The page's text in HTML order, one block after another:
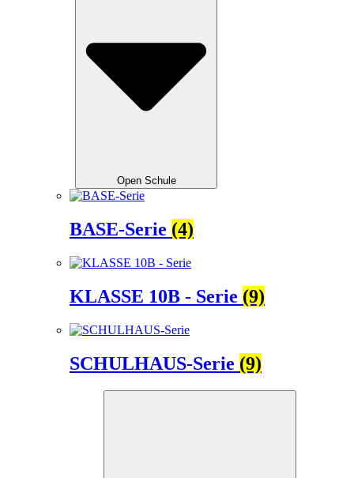
Open Schule
BASE-Serie (4)
KLASSE 10B - Serie (9)
SCHULHAUS-Serie (9)